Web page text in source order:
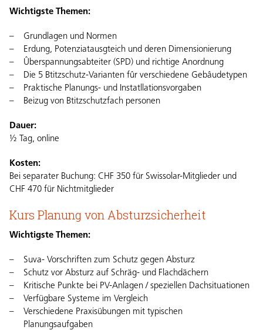
Wichtigste Themen:
Grundlagen und Normen
Erdung, Potenziatausgteich und deren Dimensionierung
Ûberspannungsabteiter (SPD) und richtige Anordnung
Die 5 Btitzschutz-Varianten fûr verschiedene Gebâudetypen
Praktische Planungs- und Instatllationsvorgaben
Beizug von Btitzschutzfach personen
Dauer:
½ Tag, online
Kosten:
Bei separater Buchung: CHF 350 für Swissolar-Mitglieder und
CHF 470 für Nichtmitglieder
Kurs Planung von Absturzsicherheit
Wichtigste Themen:
Suva- Vorschriften zum Schutz gegen Absturz
Schutz vor Absturz auf Schräg- und Flachdächern
Kritische Punkte bei PV-Anlagen / speziellen Dachsituationen
Verfügbare Systeme im Vergleich
Verschiedene Praxisübungen mit typischen
Planungsaufgaben